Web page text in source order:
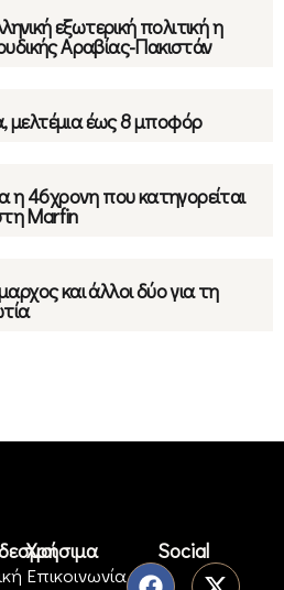
εξωτερική πολιτική η
Αραβίας-Πακιστάν
μελτέμια έως 8 μποφόρ
η 46χρονη που κατηγορείται
Marfin
και άλλοι δύο για τη
Χρήσιμα
Επικοινωνία
Social